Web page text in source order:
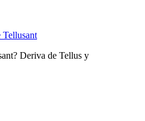
Deriva de Tellus y